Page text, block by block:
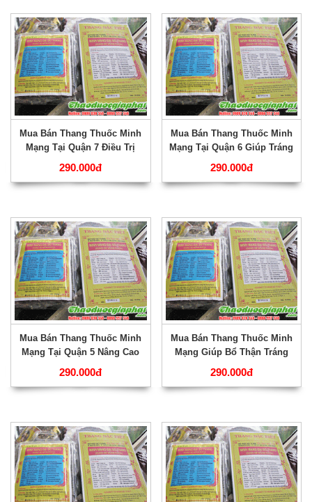
Mua Bán Thang Thuốc Minh
Mạng Tại Quận 7 Điều Trị
Phong Thấp Tốt Nhất ???
290.000đ
Mua Bán Thang Thuốc Minh
Mạng Tại Quận 6 Giúp Tráng
Kiện Gân Cốt Hiệu Qủa Nhất
290.000đ
Mua Bán Thang Thuốc Minh
Mạng Tại Quận 5 Nâng Cao
Năng Lực Phòng The Tốt
290.000đ
Mua Bán Thang Thuốc Minh
Mạng Giúp Bổ Thận Tráng
Dương Chất Lượng Nhất Tại
290.000đ